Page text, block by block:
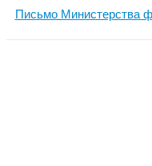
Письмо Министерства